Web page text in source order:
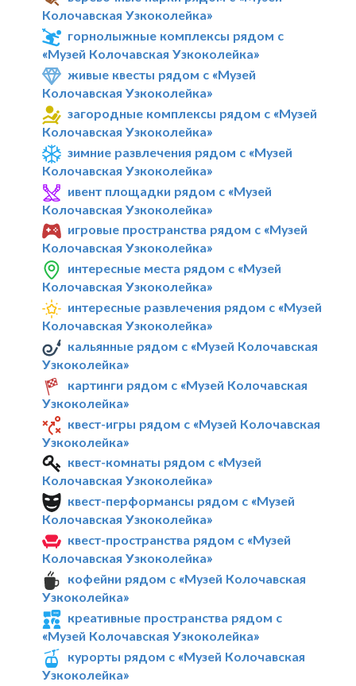
Колочавская Узкоколейка»
горнолыжные комплексы рядом с
«Музей Колочавская Узкоколейка»
живые квесты рядом с «Музей
Колочавская Узкоколейка»
загородные комплексы рядом с «Музей
Колочавская Узкоколейка»
зимние развлечения рядом с «Музей
Колочавская Узкоколейка»
ивент площадки рядом с «Музей
Колочавская Узкоколейка»
игровые пространства рядом с «Музей
Колочавская Узкоколейка»
интересные места рядом с «Музей
Колочавская Узкоколейка»
интересные развлечения рядом с «Музей
Колочавская Узкоколейка»
кальянные рядом с «Музей Колочавская
Узкоколейка»
картинги рядом с «Музей Колочавская
Узкоколейка»
квест-игры рядом с «Музей Колочавская
Узкоколейка»
квест-комнаты рядом с «Музей
Колочавская Узкоколейка»
квест-перформансы рядом с «Музей
Колочавская Узкоколейка»
квест-пространства рядом с «Музей
Колочавская Узкоколейка»
кофейни рядом с «Музей Колочавская
Узкоколейка»
креативные пространства рядом с
«Музей Колочавская Узкоколейка»
курорты рядом с «Музей Колочавская
Узкоколейка»